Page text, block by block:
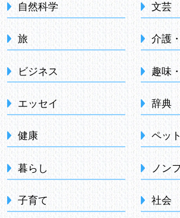
自然科学
旅
ビジネス
エッセイ
健康
暮らし
子育て
文芸
介護
趣味
辞典
ペット
ノン
社会